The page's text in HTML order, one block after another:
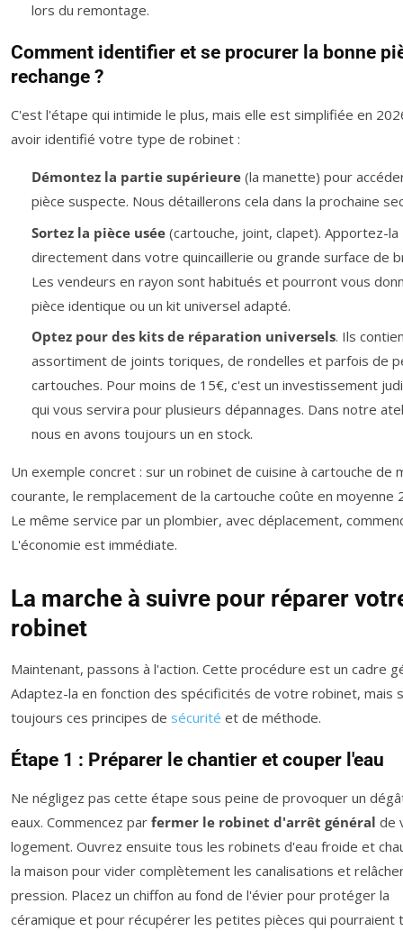
lors du remontage.
Comment identifier et se procurer la bonne
rechange ?
C'est l'étape qui intimide le plus, mais elle est simplifiée en
avoir identifié votre type de robinet :
Démontez la partie supérieure(la manette) pour
pièce suspecte. Nous détaillerons cela dans la prochaine
Sortez la pièce usée(cartouche, joint, clapet). Apportez-la
directement dans votre quincaillerie ou grande surface de
Les vendeurs en rayon sont habitués et pourront vous
pièce identique ou un kit universel adapté.
Optez pour des kits de réparation universels. Ils
assortiment de joints toriques, de rondelles et parfois de
cartouches. Pour moins de 15€, c'est un investissement
qui vous servira pour plusieurs dépannages. Dans notre
nous en avons toujours un en stock.
Un exemple concret : sur un robinet de cuisine à cartouche de
courante, le remplacement de la cartouche coûte en moyenne
Le même service par un plombier, avec déplacement,
L'économie est immédiate.
La marche à suivre pour réparer
robinet
Maintenant, passons à l'action. Cette procédure est un cadre
Adaptez-la en fonction des spécificités de votre robinet, mais
toujours ces principes de sécurité et de méthode.
Étape 1 : Préparer le chantier et couper l'eau
Ne négligez pas cette étape sous peine de provoquer un
eaux. Commencez par fermer le robinet d'arrêt général de
logement. Ouvrez ensuite tous les robinets d'eau froide et
la maison pour vider complètement les canalisations et
pression. Placez un chiffon au fond de l'évier pour protéger la
céramique et pour récupérer les petites pièces qui pourraient